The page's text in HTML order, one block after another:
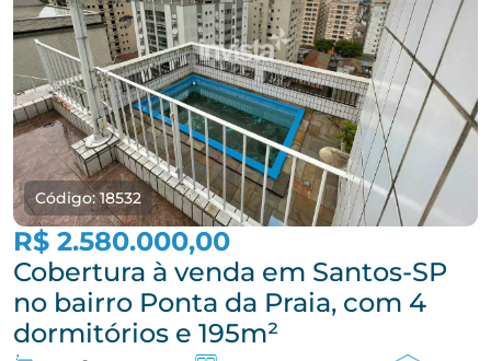
Código: 18532
R$ 2.580.000,00
Cobertura à venda em Santos-SP
no bairro Ponta da Praia, com 4
dormitórios e 195m²